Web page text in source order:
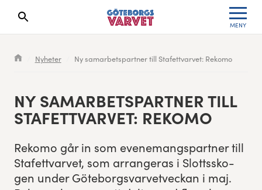
MENY
Sökresultaten dyker upp här
Nyheter Ny samarbetspartner till Stafettvarvet: Rekomo
NY SAMAR­BETSPART­NER TILL
STAFETTVARVET: REKOMO
Reko­mo går in som even­e­mangspart­ner till
Stafettvarvet, som arrangeras i Slottssko­
gen under Göte­borgsvarvetveck­an i maj.
Seedningsregler
Göteborgsvarvet Expo
Cityvarvet
Lilla Varvet
Leverantörer
Partnerportal
Anmälan